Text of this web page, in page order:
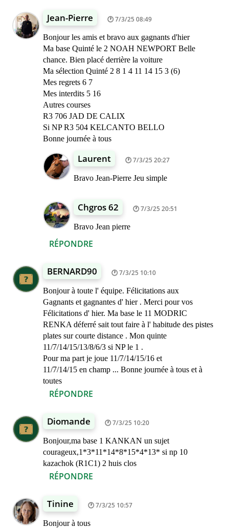
Jean-Pierre 7/3/25 08:49
Bonjour les amis et bravo aux gagnants d'hier
Ma base Quinté le 2 NOAH NEWPORT Belle
chance. Bien placé derrière la voiture
Ma sélection Quinté 2 8 1 4 11 14 15 3 (6)
Mes regrets 6 7
Mes interdits 5 16
Autres courses
R3 706 JAD DE CALIX
Si NP R3 504 KELCANTO BELLO
Bonne journée à tous
RÉPONDRE
Laurent 7/3/25 20:27
Bravo Jean-Pierre Jeu simple
Chgros 62 7/3/25 20:51
Bravo Jean pierre
BERNARD90 7/3/25 10:10
Bonjour à toute l' équipe. Félicitations aux
Gagnants et gagnantes d' hier . Merci pour vos
Félicitations d' hier. Ma base le 11 MODRIC
RENKA déferré sait tout faire à l' habitude des pistes
plates sur courte distance . Mon quinte
11/7/14/15/13/8/6/3 si NP le 1 .
Pour ma part je joue 11/7/14/15/16 et
11/7/14/15 en champ ... Bonne journée à tous et à
toutes
RÉPONDRE
Diomande 7/3/25 10:20
Bonjour,ma base 1 KANKAN un sujet
courageux,1*3*11*14*8*15*4*13* si np 10
kazachok (R1C1) 2 huis clos
RÉPONDRE
Tinine 7/3/25 10:57
Bonjour à tous